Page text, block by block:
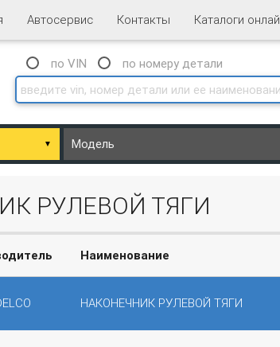
Автосервис Контакты Каталоги
по VIN
по номеру детали
▼
РУЛЕВОЙ ТЯГИ
Наименование
НАКОНЕЧНИК РУЛЕВОЙ ТЯГИ